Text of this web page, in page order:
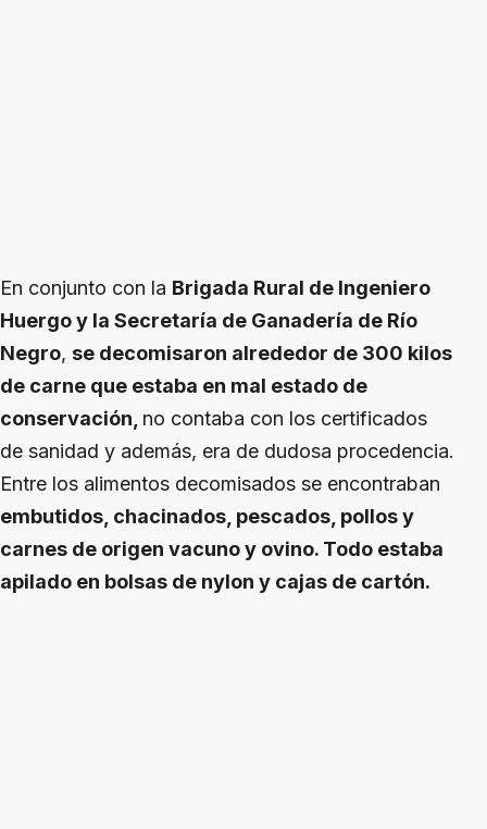
En conjunto con la Brigada Rural de Ingeniero
Huergo y la Secretaría de Ganadería de Río
Negro, se decomisaron alrededor de 300 kilos
de carne que estaba en mal estado de
conservación, no contaba con los certificados
de sanidad y además, era de dudosa procedencia.
Entre los alimentos decomisados se encontraban
embutidos, chacinados, pescados, pollos y
carnes de origen vacuno y ovino. Todo estaba
apilado en bolsas de nylon y cajas de cartón.